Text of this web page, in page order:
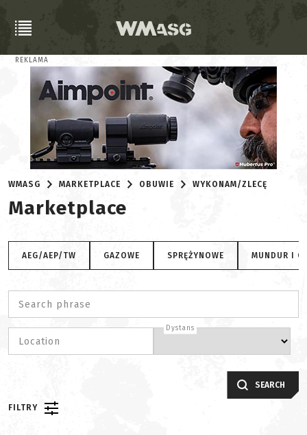
REKLAMA
WMASG MARKETPLACE OBUWIE WYKONAM/ZLECĘ
Marketplace
AEG/AEP/TW GAZOWE SPRĘŻYNOWE MUNDUR I
Search phrase
Location
Dystans
SEARCH
FILTRY